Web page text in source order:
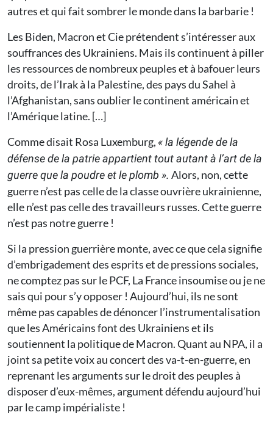
autres et qui fait sombrer le monde dans la barbarie !
Les Biden, Macron et Cie prétendent s’intéresser aux
souffrances des Ukrainiens. Mais ils continuent à piller
les ressources de nombreux peuples et à bafouer leurs
droits, de l’Irak à la Palestine, des pays du Sahel à
l’Afghanistan, sans oublier le continent américain et
l’Amérique latine. […]
Comme disait Rosa Luxemburg, « la légende de la
défense de la patrie appartient tout autant à l’art de la
guerre que la poudre et le plomb ». Alors, non, cette
guerre n’est pas celle de la classe ouvrière ukrainienne,
elle n’est pas celle des travailleurs russes. Cette guerre
n’est pas notre guerre !
Si la pression guerrière monte, avec ce que cela signifie
d’embrigadement des esprits et de pressions sociales,
ne comptez pas sur le PCF, La France insoumise ou je ne
sais qui pour s’y opposer ! Aujourd’hui, ils ne sont
même pas capables de dénoncer l’instrumentalisation
que les Américains font des Ukrainiens et ils
soutiennent la politique de Macron. Quant au NPA, il a
joint sa petite voix au concert des va-t-en-guerre, en
reprenant les arguments sur le droit des peuples à
disposer d’eux-mêmes, argument défendu aujourd’hui
par le camp impérialiste !